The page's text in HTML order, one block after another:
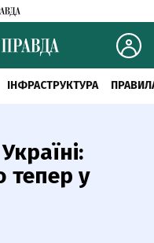
ІНФРАСТРУКТУРА
тепер у